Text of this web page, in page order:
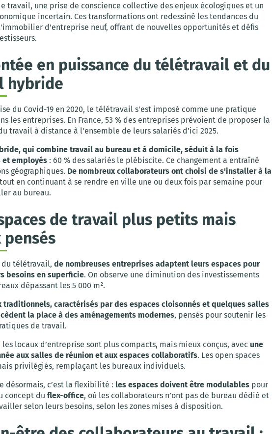
travail, une prise de conscience collective des enjeux écologiques et un
incertain. Ces transformations ont redessiné les tendances du
d'entreprise neuf, offrant de nouvelles opportunités et défis
en puissance du télétravail et du
hybride
du Covid-19 en 2020, le télétravail s'est imposé comme une pratique
les entreprises. En France, 53 % des entreprises prévoient de proposer la
travail à distance à l'ensemble de leurs salariés d'ici 2025.
qui combine travail au bureau et à domicile, séduit à la fois
et employés : 60 % des salariés le plébiscite. Ce changement a entraîné
géographiques. De nombreux collaborateurs ont choisi de s'installer à la
en continuant à se rendre en ville une ou deux fois par semaine pour
au bureau.
de travail plus petits mais
pensés
du télétravail, de nombreuses entreprises adaptent leurs espaces pour
besoins en superficie. On observe une diminution des investissements
dépassant les 5 000 m².
traditionnels, caractérisés par des espaces cloisonnés et quelques salles
la place à des aménagements modernes, pensés pour soutenir les
de travail.
les locaux d’entreprise sont plus compacts, mais mieux conçus, avec une
aux salles de réunion et aux espaces collaboratifs. Les open spaces
privilégiés, remplaçant les bureaux individuels.
désormais, c’est la flexibilité : les espaces doivent être modulables pour
concept du flex-office, où les collaborateurs n’ont pas de bureau dédié et
selon leurs besoins, selon les zones mises à disposition.